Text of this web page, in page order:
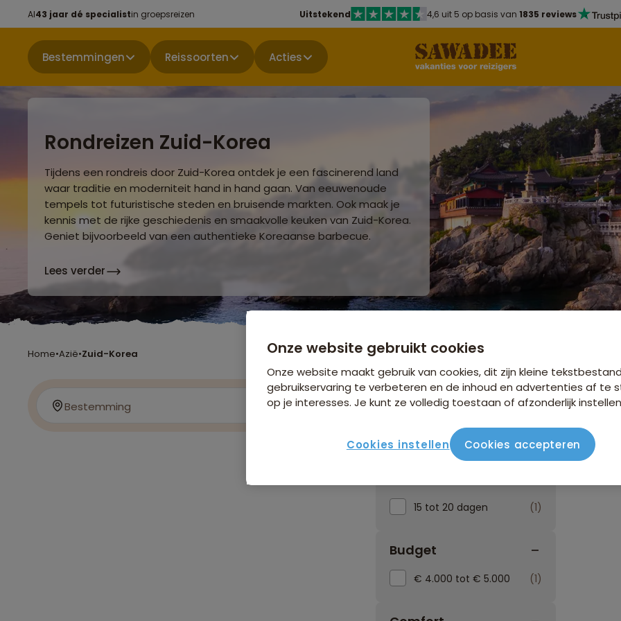
Al43 jaar dé specialistin groepsreizen Uitstekend 4,6 uit 5 op basis van 1835 reviews
Bestemmingen Reissoorten Acties
Rondreizen Zuid-Korea
Tijdens een rondreis door Zuid-Korea ontdek je een fascinerend land
waar traditie en moderniteit hand in hand gaan. Van eeuwenoude
tempels tot futuristische steden en bruisende markten. Ook maak je
kennis met de rijke geschiedenis en smaakvolle keuken van Zuid-Korea.
Geniet bijvoorbeeld van een authentieke Koreaanse barbecue.
Lees verder
Home•Azië•Zuid-Korea
Bestemming Reissoorten
15 tot 20 dagen 1
Budget
€ 4.000 tot € 5.000 1
Onze website gebruikt cookies
Onze website maakt gebruik van cookies, dit zijn kleine
gebruikservaring te verbeteren en de inhoud en advertenties af te
op je interesses. Je kunt ze volledig toestaan of afzonderlijk
Cookies instellen Cookies accepteren